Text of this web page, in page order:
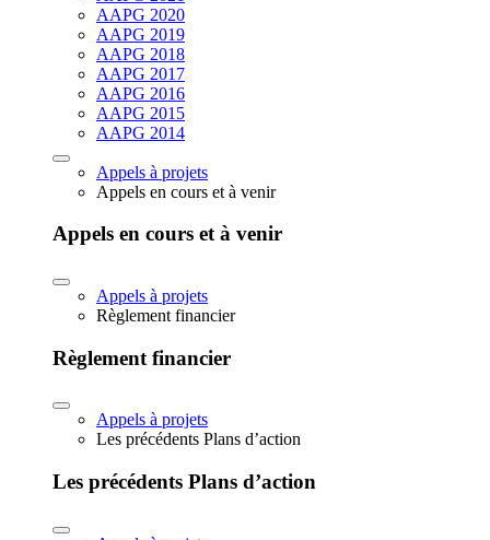
AAPG 2020
AAPG 2019
AAPG 2018
AAPG 2017
AAPG 2016
AAPG 2015
AAPG 2014
Appels à projets
Appels en cours et à venir
Appels en cours et à venir
Appels à projets
Règlement financier
Règlement financier
Appels à projets
Les précédents Plans d’action
Les précédents Plans d’action